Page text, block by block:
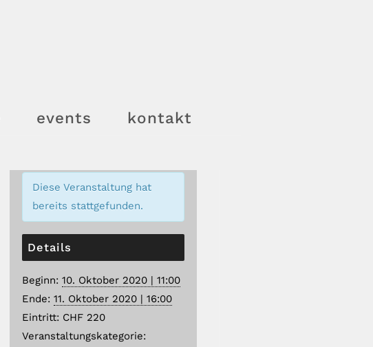
events kontakt
Diese Veranstaltung hat
bereits stattgefunden.
Details
Beginn: 10. Oktober 2020 | 11:00
Ende: 11. Oktober 2020 | 16:00
Eintritt: CHF 220
Veranstaltungskategorie: